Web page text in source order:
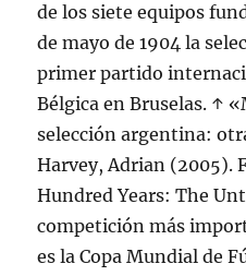
de los siete equipos
de mayo de 1904 la
primer partido
Bélgica en Bruselas. ↑
selección argentina:
Harvey, Adrian (2005).
Hundred Years: The
competición más
es la Copa Mundial de